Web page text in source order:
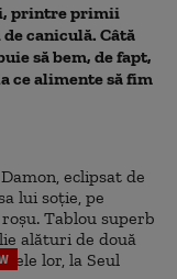
printre primii
caniculă. Câtă
să bem, de fapt,
ce alimente să fim